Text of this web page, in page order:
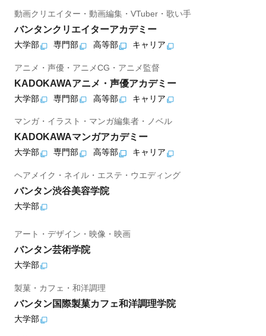
動画クリエイター・動画編集・VTuber・歌い手
バンタンクリエイターアカデミー
大学部 専門部 高等部 キャリア
アニメ・声優・アニメCG・アニメ監督
KADOKAWAアニメ・声優アカデミー
大学部 専門部 高等部 キャリア
マンガ・イラスト・マンガ編集者・ノベル
KADOKAWAマンガアカデミー
大学部 専門部 高等部 キャリア
ヘアメイク・ネイル・エステ・ウエディング
バンタン渋谷美容学院
大学部
アート・デザイン・映像・映画
バンタン芸術学院
大学部
製菓・カフェ・和洋調理
バンタン国際製菓カフェ和洋調理学院
大学部